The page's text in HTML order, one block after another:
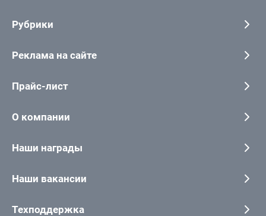
Рубрики
Реклама на сайте
Прайс-лист
О компании
Наши награды
Наши вакансии
Техподдержка